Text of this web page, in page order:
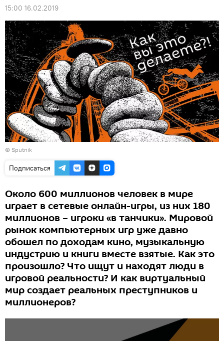
15:00 16.02.2019
© Sputnik
Подписаться
Около 600 миллионов человек в мире
играет в сетевые онлайн-игры, из них 180
миллионов – игроки «в танчики». Мировой
рынок компьютерных игр уже давно
обошел по доходам кино, музыкальную
индустрию и книги вместе взятые. Как это
произошло? Что ищут и находят люди в
игровой реальности? И как виртуальный
мир создает реальных преступников и
миллионеров?